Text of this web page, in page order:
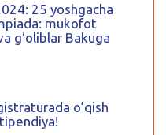
25 yoshgacha
mukofot
gʻoliblar Bakuga
o’qish